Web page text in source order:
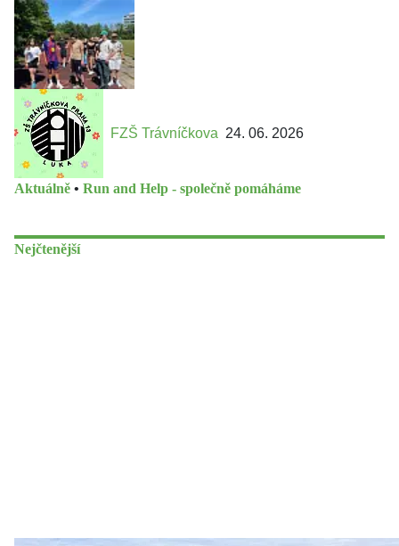
FZŠ Trávníčkova 24. 06. 2026
Aktuálně • Run and Help - společně pomáháme
Nejčtenější